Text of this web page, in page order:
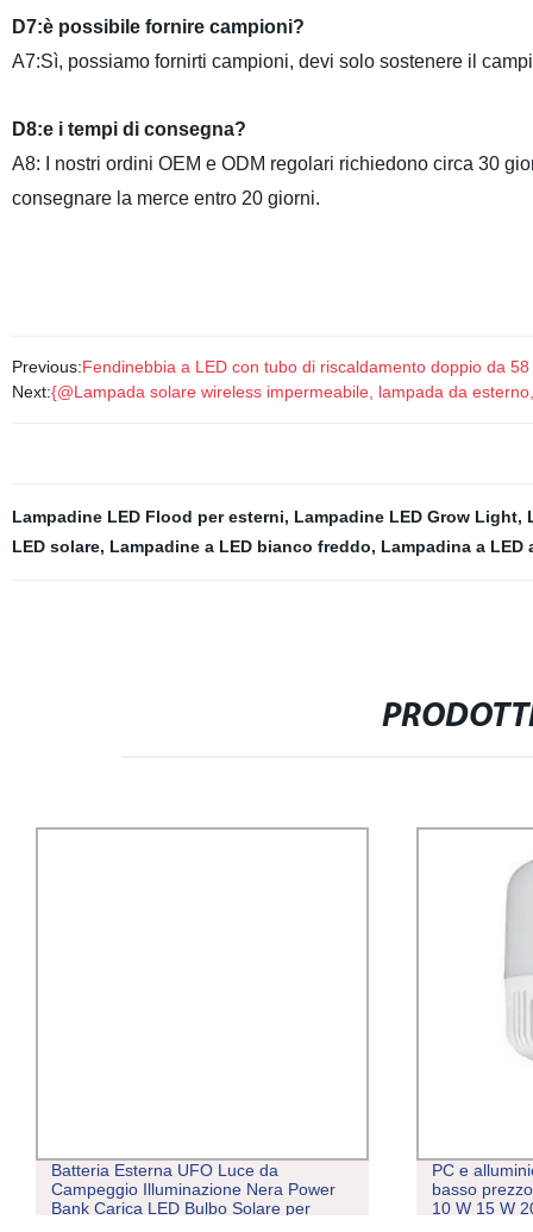
D7:è possibile fornire campioni?
A7:Sì, possiamo fornirti campioni, devi solo sostenere il
D8:e i tempi di consegna?
A8: I nostri ordini OEM e ODM regolari richiedono circa 30
consegnare la merce entro 20 giorni.
Previous:Fendinebbia a LED con tubo di riscaldamento doppio da
Next:{@Lampada solare wireless impermeabile, lampada da
Lampadine LED Flood per esterni, Lampadine LED Grow Light,
LED solare, Lampadine a LED bianco freddo, Lampadina a LED
Batteria Esterna UFO Luce da
Campeggio Illuminazione Nera Power
Bank Carica LED Bulbo Solare per
PC e
basso
10 W 15 W